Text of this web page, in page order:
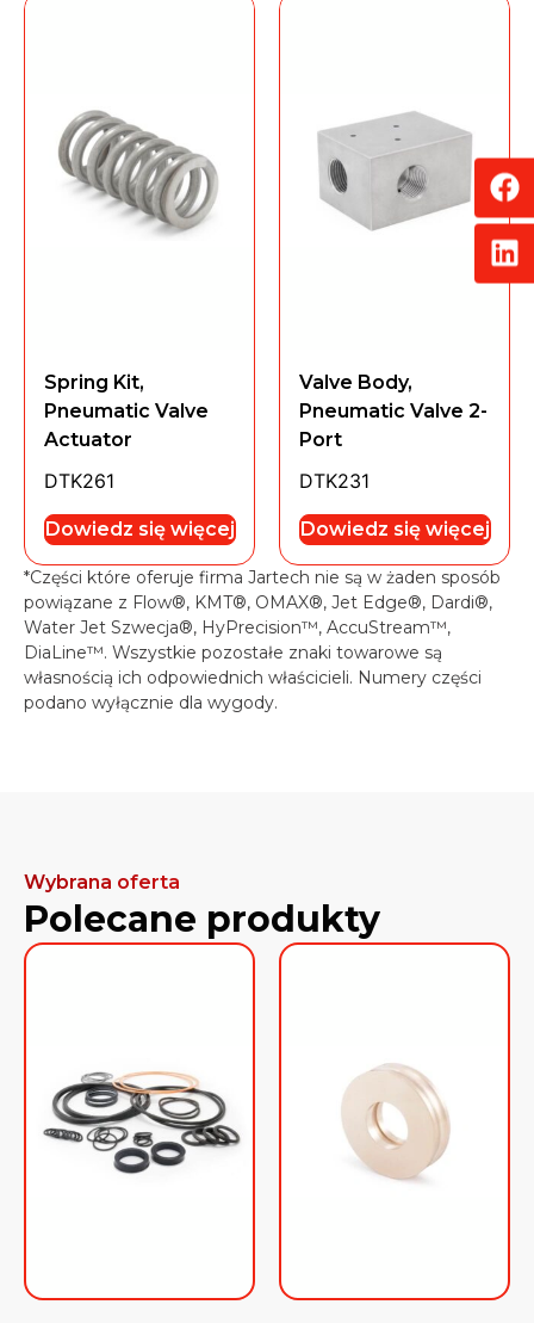
Spring Kit,
Pneumatic Valve
Actuator
DTK261
Dowiedz się więcej
Valve Body,
Pneumatic Valve 2-
Port
DTK231
Dowiedz się więcej
*Części które oferuje firma Jartech nie są w żaden sposób
powiązane z Flow®, KMT®, OMAX®, Jet Edge®, Dardi®,
Water Jet Szwecja®, HyPrecision™, AccuStream™,
DiaLine™. Wszystkie pozostałe znaki towarowe są
własnością ich odpowiednich właścicieli. Numery części
podano wyłącznie dla wygody.
Wybrana oferta
Polecane produkty